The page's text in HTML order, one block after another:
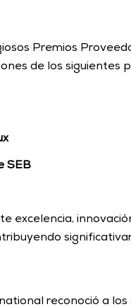
Premios
de los siguientes
SEB
excelencia,
reconoció a